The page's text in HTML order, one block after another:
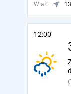
Wiatr:
12:00